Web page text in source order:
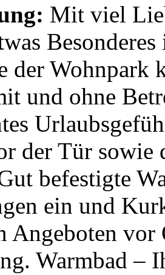
Mit viel
der Wohnpark
und ohne
der Tür sowie
befestigte
ein und
Angeboten
Warmbad –